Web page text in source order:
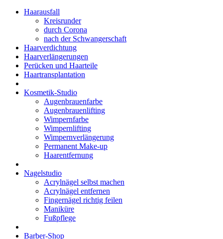
Haarausfall
Kreisrunder
durch Corona
nach der Schwangerschaft
Haarverdichtung
Haarverlängerungen
Perücken und Haarteile
Haartransplantation
Kosmetik-Studio
Augenbrauenfarbe
Augenbrauenlifting
Wimpernfarbe
Wimpernlifting
Wimpernverlängerung
Permanent Make-up
Haarentfernung
Nagelstudio
Acrylnägel selbst machen
Acrylnägel entfernen
Fingernägel richtig feilen
Maniküre
Fußpflege
Barber-Shop